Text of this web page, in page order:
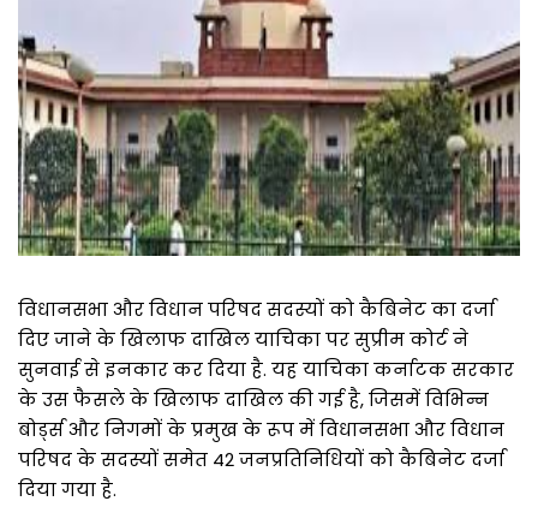
विधानसभा और विधान परिषद सदस्यों को कैबिनेट का दर्जा
दिए जाने के खिलाफ दाखिल याचिका पर सुप्रीम कोर्ट ने
सुनवाई से इनकार कर दिया है. यह याचिका कर्नाटक सरकार
के उस फैसले के खिलाफ दाखिल की गई है, जिसमें विभिन्न
बोर्ड्स और निगमों के प्रमुख के रूप में विधानसभा और विधान
परिषद के सदस्यों समेत 42 जनप्रतिनिधियों को कैबिनेट दर्जा
दिया गया है.